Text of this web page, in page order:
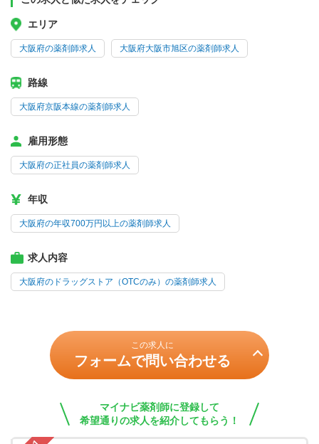
エリア
大阪府の薬剤師求人 大阪府大阪市旭区の薬剤師求人
路線
大阪府京阪本線の薬剤師求人
雇用形態
大阪府の正社員の薬剤師求人
年収
大阪府の年収700万円以上の薬剤師求人
求人内容
大阪府のドラッグストア（OTCのみ）の薬剤師求人
この求人に
フォームで問い合わせる
マイナビ薬剤師に登録して
希望通りの求人を紹介してもらう！